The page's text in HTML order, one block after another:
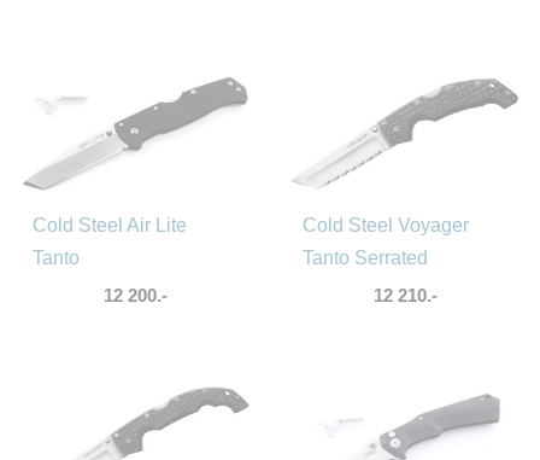
Cold Steel Air Lite
Tanto
12 200.-
Cold Steel Voyager
Tanto Serrated
12 210.-